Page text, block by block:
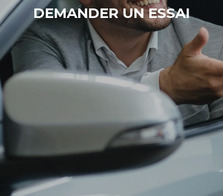
DEMANDER UN ESSAI